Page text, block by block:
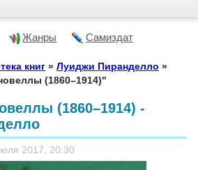
Жанры Самиздат
книг » Луиджи Пиранделло »
(1860–1914)"
(1860–1914) -
2017, 20:30